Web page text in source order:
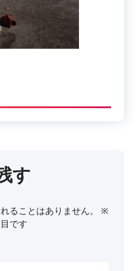
す
ることはありません。
※
です